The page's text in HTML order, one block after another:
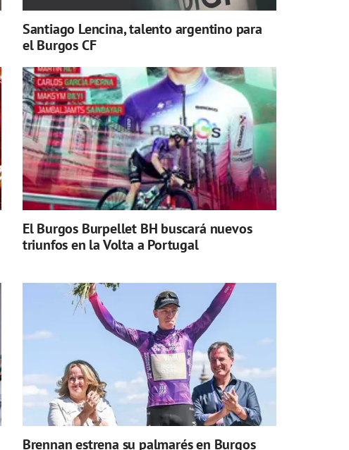
Santiago Lencina, talento argentino para
el Burgos CF
El Burgos Burpellet BH buscará nuevos
triunfos en la Volta a Portugal
Brennan estrena su palmarés en Burgos